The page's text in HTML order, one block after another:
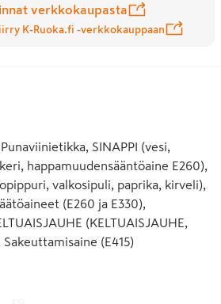
verkkokaupasta
K-Ruoka.fi -verkkokauppaan
SINAPPI (vesi,
happamuudensääntöaine E260),
valkosipuli, paprika, kirveli),
(E260 ja E330),
(KELTUAISJAUHE,
(E415)